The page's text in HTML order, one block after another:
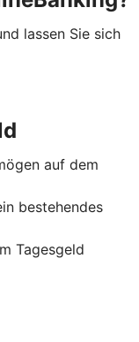
lassen Sie sich
auf dem
bestehendes
Tagesgeld